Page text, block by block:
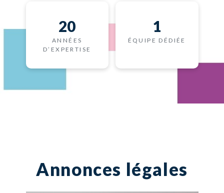
20
ANNÉES
D’EXPERTISE
1
ÉQUIPE DÉDIÉE
Annonces légales